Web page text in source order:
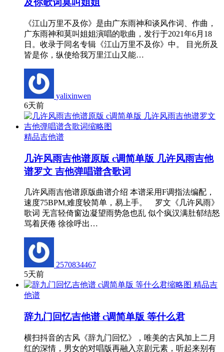
及你歌词莫叫姐姐
《江山万里不及你》是由广东雨神和谈风作词、作曲，
广东雨神和莫叫姐姐演唱的歌曲，发行于2021年6月18
日。收录于同名专辑《江山万里不及你》中。 目光所及
皆是你，纵使给我万里江山又能…
yalixinwen
6天前
精品吉他谱
几许风雨吉他谱原版 c调简单版 几许风雨吉他
谱罗文 吉他弹唱谱含歌词
几许风雨吉他谱原版曲谱介绍 本谱采用F调指法编配，
速度75BPM,难度较简单，易上手。 罗文《几许风雨》
歌词 无言轻倚窗边凝望雨势急也乱 似个疯汉满肚郁结怒
骂着厌倦 徐徐呼出…
2570834467
5天前
精品吉
他谱
辞九门回忆吉他谱 c调简单版 等什么君
横扫抖音的古风《辞九门回忆》，唯美的古风加上二月
红的深情，男女的对唱版再融入京剧元素，听起来别有